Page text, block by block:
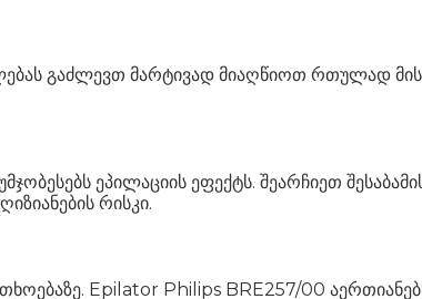
გაძლევთ მარტივად მიაღწიოთ რთულად
ეპილაციის ეფექტს. შეარჩიეთ
რისკი.
Epilator Philips BRE257/00